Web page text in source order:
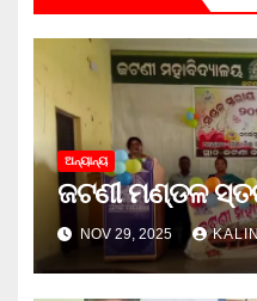
ଅନ୍ୟାନ୍ୟ
ଜଟଣୀ ମଣ୍ଡଳ
NOV 29, 2025